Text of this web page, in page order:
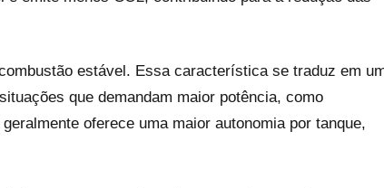
estável. Essa característica se traduz em
que demandam maior potência, como
oferece uma maior autonomia por tanque,